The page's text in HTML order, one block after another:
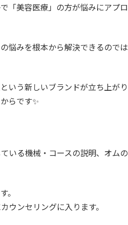
「美容医療」の方が悩みにアプ
悩みを根本から解決できるので
いう新しいブランドが立ち上が
らです✨
いる機械・コースの説明、オム
。
ウンセリングに入ります。